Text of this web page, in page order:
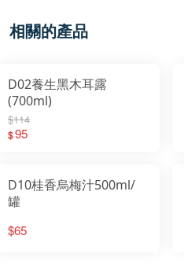
相關的產品
D02養生黑木耳露
(700ml)
$114
$95
D10桂香烏梅汁500ml/
罐
$65